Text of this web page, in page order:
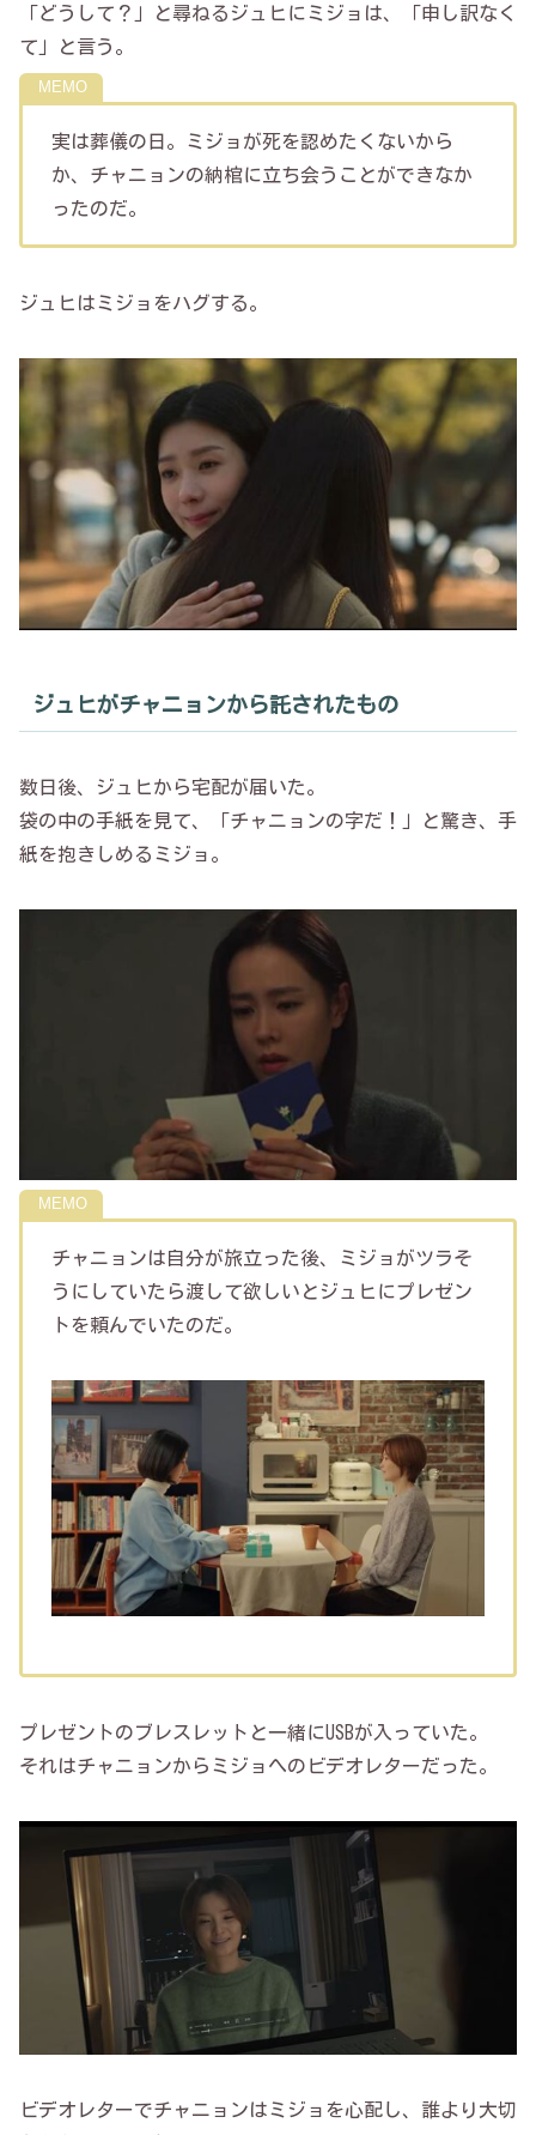
「どうして？」と尋ねるジュヒにミジョは、「申し訳なく
て」と言う。
実は葬儀の日。ミジョが死を認めたくないから
か、チャニョンの納棺に立ち会うことができなか
ったのだ。
ジュヒはミジョをハグする。
ジュヒがチャニョンから託されたもの
数日後、ジュヒから宅配が届いた。
袋の中の手紙を見て、「チャニョンの字だ！」と驚き、手
紙を抱きしめるミジョ。
チャニョンは自分が旅立った後、ミジョがツラそ
うにしていたら渡して欲しいとジュヒにプレゼン
トを頼んでいたのだ。
プレゼントのブレスレットと一緒にUSBが入っていた。
それはチャニョンからミジョへのビデオレターだった。
ビデオレターでチャニョンはミジョを心配し、誰より大切